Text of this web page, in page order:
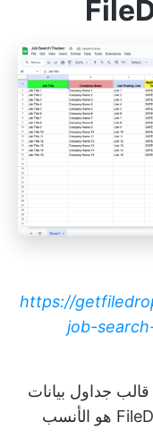
https://
job-
جداول بيانات
جوجل للبحث عن الوظائف من FileDrop هو الأنسب